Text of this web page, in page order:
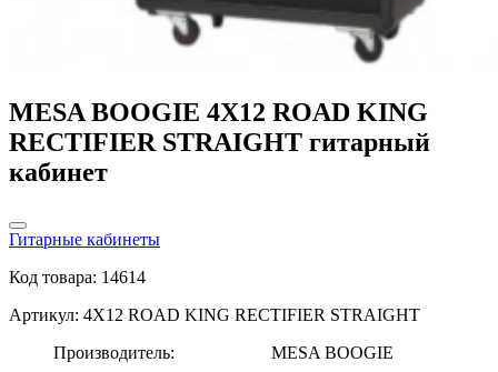
MESA BOOGIE 4X12 ROAD KING
RECTIFIER STRAIGHT гитарный
кабинет
Гитарные кабинеты
Код товара: 14614
Артикул: 4X12 ROAD KING RECTIFIER STRAIGHT
Производитель:
MESA BOOGIE